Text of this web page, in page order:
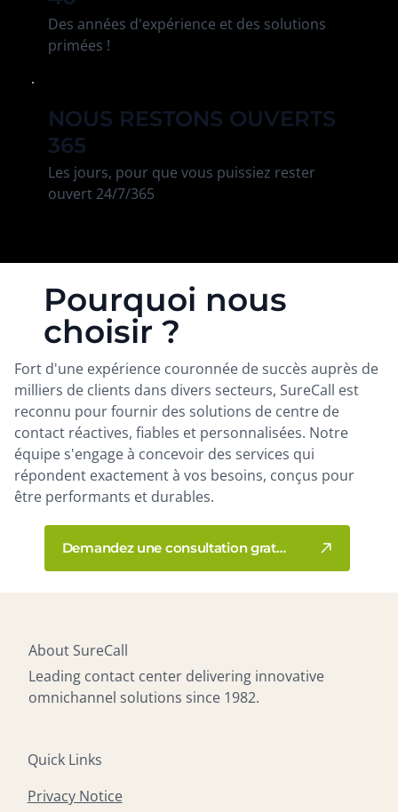
Des années d'expérience et des solutions
primées !
NOUS RESTONS OUVERTS
365
Les jours, pour que vous puissiez rester
ouvert 24/7/365
Pourquoi nous
choisir ?
Fort d'une expérience couronnée de succès auprès de
milliers de clients dans divers secteurs, SureCall est
reconnu pour fournir des solutions de centre de
contact réactives, fiables et personnalisées. Notre
équipe s'engage à concevoir des services qui
répondent exactement à vos besoins, conçus pour
être performants et durables.
Demandez une consultation gratuite dès aujourd'hui
About SureCall
Leading contact center delivering innovative
omnichannel solutions since 1982.
Quick Links
Privacy Notice